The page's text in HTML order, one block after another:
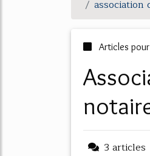
association
Articles
association de defense des victimes de
3 articles